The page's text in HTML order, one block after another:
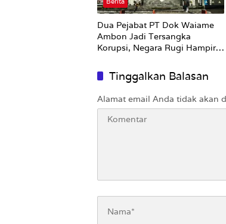
Dua Pejabat PT Dok Waiame
Ambon Jadi Tersangka
Korupsi, Negara Rugi Hampir
Tinggalkan Balasan
Alamat email Anda tidak akan